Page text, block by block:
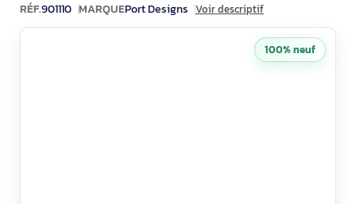
RÉF.901110 MARQUEPort Designs Voir descriptif
100% neuf